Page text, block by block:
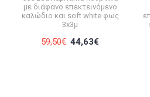
με διάφανο επεκτεινόμενο
καλώδιο και soft white φως
3x3μ
59,50€ 44,63€